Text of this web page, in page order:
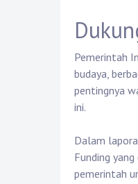
Pemerintah
budaya,
pentingnya
ini.
Dalam
Funding
pemerintah